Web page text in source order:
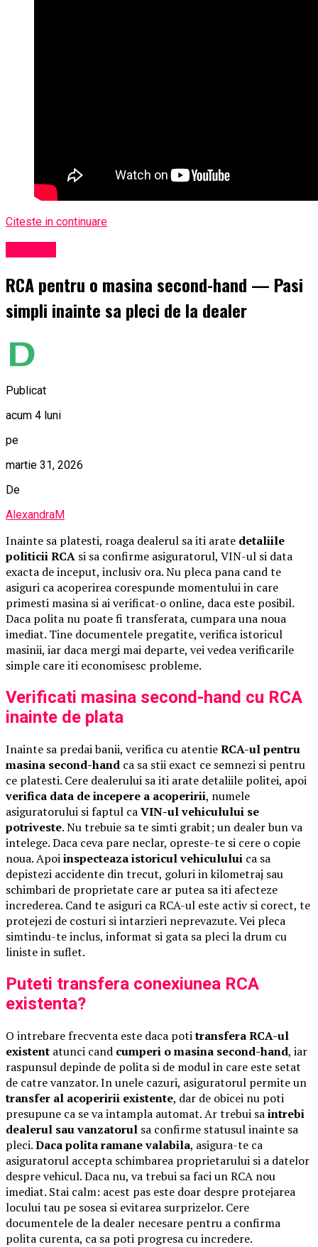
Citeste in continuare
RCA pentru o masina second-hand — Pasi
simpli inainte sa pleci de la dealer
Publicat
acum 4 luni
pe
martie 31, 2026
De
AlexandraM
Inainte sa platesti, roaga dealerul sa iti arate detaliile
politicii RCA si sa confirme asiguratorul, VIN-ul si data
exacta de inceput, inclusiv ora. Nu pleca pana cand te
asiguri ca acoperirea corespunde momentului in care
primesti masina si ai verificat-o online, daca este posibil.
Daca polita nu poate fi transferata, cumpara una noua
imediat. Tine documentele pregatite, verifica istoricul
masinii, iar daca mergi mai departe, vei vedea verificarile
simple care iti economisesc probleme.
Verificati masina second-hand cu RCA
inainte de plata
Inainte sa predai banii, verifica cu atentieRCA-ul pentru
masina second-hand ca sa stii exact ce semnezi si pentru
ce platesti. Cere dealerului sa iti arate detaliile politei, apoi
verifica data de incepere a acoperirii, numele
asiguratorului si faptul caVIN-ul vehiculului se
potriveste. Nu trebuie sa te simti grabit; un dealer bun va
intelege. Daca ceva pare neclar, opreste-te si cere o copie
noua. Apoiinspecteaza istoricul vehiculului ca sa
depistezi accidente din trecut, goluri in kilometraj sau
schimbari de proprietate care ar putea sa iti afecteze
increderea. Cand te asiguri ca RCA-ul este activ si corect, te
protejezi de costuri si intarzieri neprevazute. Vei pleca
simtindu-te inclus, informat si gata sa pleci la drum cu
liniste in suflet.
Puteti transfera conexiunea RCA
existenta?
O intrebare frecventa este daca potitransfera RCA-ul
existent atunci cand cumperi o masina second-hand, iar
raspunsul depinde de polita si de modul in care este setat
de catre vanzator. In unele cazuri, asiguratorul permite un
transfer al acoperirii existente, dar de obicei nu poti
presupune ca se va intampla automat. Ar trebui saintrebi
dealerul sau vanzatorul sa confirme statusul inainte sa
pleci.Daca polita ramane valabila, asigura-te ca
asiguratorul accepta schimbarea proprietarului si a datelor
despre vehicul. Daca nu, va trebui sa faci un RCA nou
imediat. Stai calm: acest pas este doar despre protejarea
locului tau pe sosea si evitarea surprizelor. Cere
documentele de la dealer necesare pentru a confirma
polita curenta, ca sa poti progresa cu incredere.